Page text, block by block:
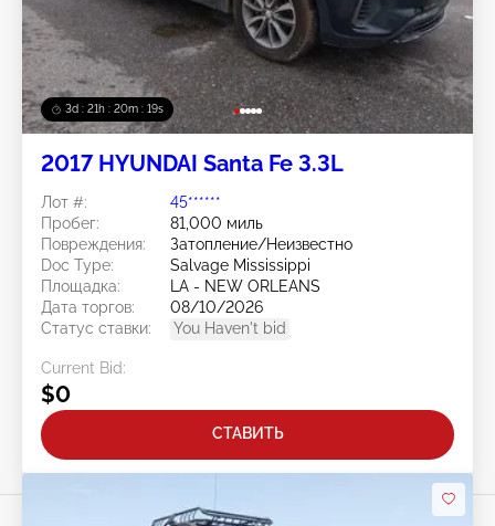
3d : 21h : 20m : 15s
2017 HYUNDAI Santa Fe 3.3L
Лот #:
45******
Пробег:
81,000 миль
Повреждения:
Затопление/Неизвестно
Doc Type:
Salvage Mississippi
Площадка:
LA - NEW ORLEANS
Дата торгов:
08/10/2026
Статус ставки:
You Haven't bid
Current Bid:
$0
СТАВИТЬ